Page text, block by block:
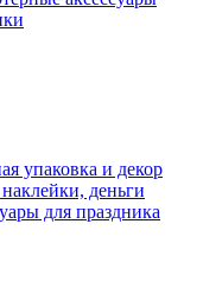
упаковка и декор
деньги
для праздника